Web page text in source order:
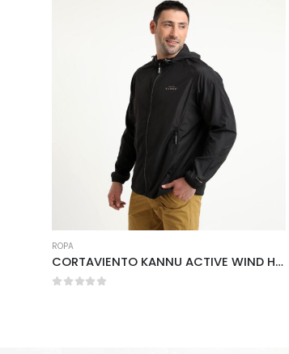
ROPA
CORTAVIENTO KANNU ACTIVE WIND HOMBRE